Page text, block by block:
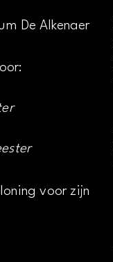
De Alkenaer
voor zijn